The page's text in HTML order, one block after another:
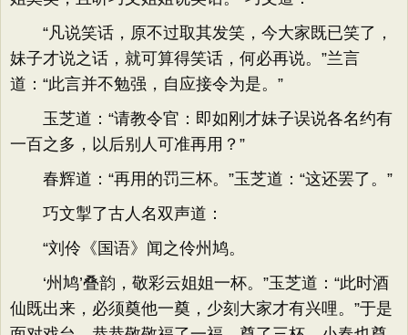
“凡说笑话，原不过取其发笑，今大家既已笑了，
妹子才说之话，就可算得笑话，何必再说。”兰言
道：“此言并不勉强，自应接令为是。”
玉芝道：“请教令官：即如刚才妹子误说各名约有
一百之多，以后别人可准再用？”
春辉道：“再用的罚三杯。”玉芝道：“这还罢了。”
巧文掣了古人名双声道：
“刘伶《国语》闻之伶州鸠。
‘州鸠’叠韵，敬彩云姐姐一杯。”玉芝道：“此时酒
仙既出来，必须奠他一奠，少刻大家才有兴哩。”于是